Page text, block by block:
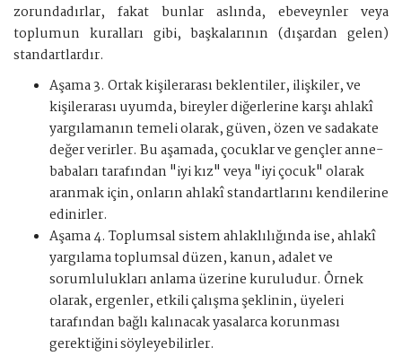
zorundadırlar, fakat bunlar aslında, ebeveynler veya
toplumun kuralları gibi, başkalarının (dışardan gelen)
standartlardır.
Aşama 3. Ortak kişilerarası beklentiler, ilişkiler, ve
kişilerarası uyumda, bireyler diğerlerine karşı ahlakî
yargılamanın temeli olarak, güven, özen ve sadakate
değer verirler. Bu aşamada, çocuklar ve gençler anne-
babaları tarafından "iyi kız" veya "iyi çocuk" olarak
aranmak için, onların ahlakî standartlarını kendilerine
edinirler.
Aşama 4. Toplumsal sistem ahlaklılığında ise, ahlakî
yargılama toplumsal düzen, kanun, adalet ve
sorumlulukları anlama üzerine kuruludur. Örnek
olarak, ergenler, etkili çalışma şeklinin, üyeleri
tarafından bağlı kalınacak yasalarca korunması
gerektiğini söyleyebilirler.